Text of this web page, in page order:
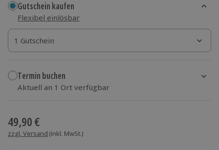
Gutschein kaufen
Flexibel einlösbar
1 Gutschein
1 Gutschein
1 Gutschein
Termin buchen
Aktuell an 1 Ort verfügbar
49,90 €
zzgl. Versand (inkl. MwSt.)